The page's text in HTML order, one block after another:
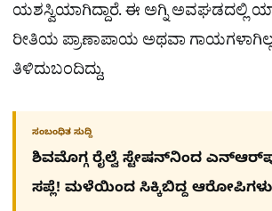
ಯಶಸ್ವಿಯಾಗಿದ್ದಾರೆ. ಈ ಅಗ್ನಿ ಅವಘಡದಲ್ಲಿ
ರೀತಿಯ ಪ್ರಾಣಾಪಾಯ ಅಥವಾ
ತಿಳಿದುಬಂದಿದ್ದು,
ಸಂಬಂಧಿತ ಸುದ್ದಿ
ಶಿವಮೊಗ್ಗ ರೈಲ್ವೆ ಸ್ಟೇಷನ್​​ನಿಂದ
ಸಪ್ಲೆ! ಮಳೆಯಿಂದ ಸಿಕ್ಕಿಬಿದ್ದ